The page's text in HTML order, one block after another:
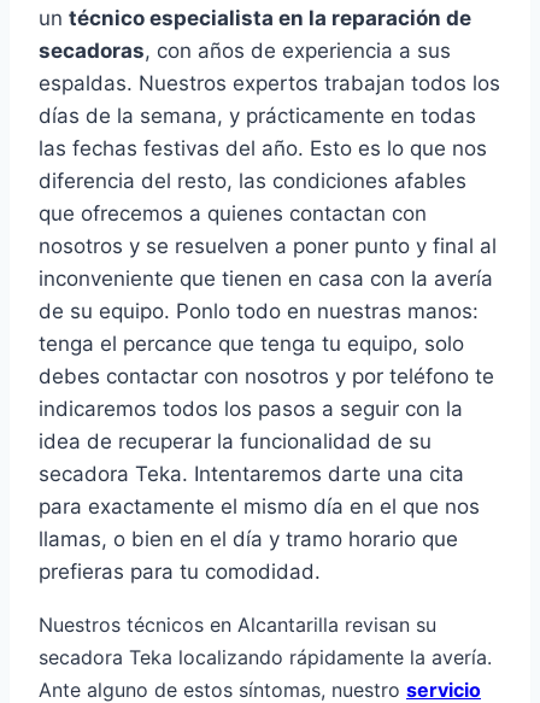
un técnico especialista en la reparación de
secadoras, con años de experiencia a sus
espaldas. Nuestros expertos trabajan todos los
días de la semana, y prácticamente en todas
las fechas festivas del año. Esto es lo que nos
diferencia del resto, las condiciones afables
que ofrecemos a quienes contactan con
nosotros y se resuelven a poner punto y final al
inconveniente que tienen en casa con la avería
de su equipo. Ponlo todo en nuestras manos:
tenga el percance que tenga tu equipo, solo
debes contactar con nosotros y por teléfono te
indicaremos todos los pasos a seguir con la
idea de recuperar la funcionalidad de su
secadora Teka. Intentaremos darte una cita
para exactamente el mismo día en el que nos
llamas, o bien en el día y tramo horario que
prefieras para tu comodidad.
Nuestros técnicos en Alcantarilla revisan su
secadora Teka localizando rápidamente la avería.
Ante alguno de estos síntomas, nuestro servicio